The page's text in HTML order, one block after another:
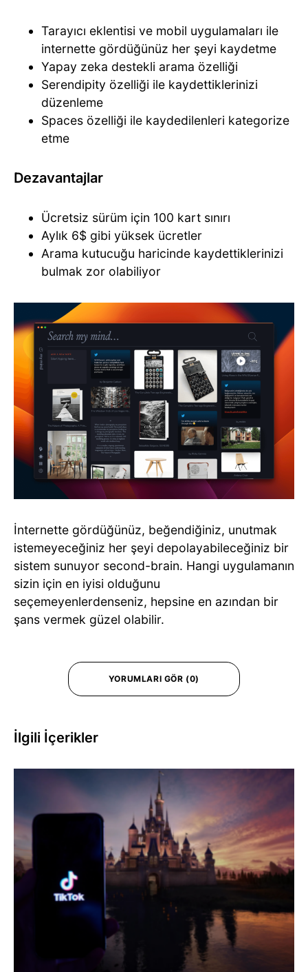
Tarayıcı eklentisi ve mobil uygulamaları ile
internette gördüğünüz her şeyi kaydetme
Yapay zeka destekli arama özelliği
Serendipity özelliği ile kaydettiklerinizi
düzenleme
Spaces özelliği ile kaydedilenleri kategorize
etme
Dezavantajlar
Ücretsiz sürüm için 100 kart sınırı
Aylık 6$ gibi yüksek ücretler
Arama kutucuğu haricinde kaydettiklerinizi
bulmak zor olabiliyor
İnternette gördüğünüz, beğendiğiniz, unutmak
istemeyeceğiniz her şeyi depolayabileceğiniz bir
sistem sunuyor second-brain. Hangi uygulamanın
sizin için en iyisi olduğunu
seçemeyenlerdenseniz, hepsine en azından bir
şans vermek güzel olabilir.
YORUMLARI GÖR (0)
İlgili İçerikler